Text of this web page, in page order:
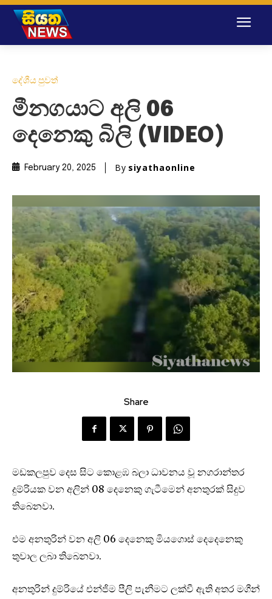
දේශීය පුවත්
මීනගයාට අලි 06
දෙනෙකු බිලි (VIDEO)
February 20, 2025 By siyathaonline
Share
මඩකලපුව දෙස සිට කොළඹ බලා ධාවනය වූ නගරාන්තර
දුම්රියක වන අලින් 08 දෙනෙකු ගැටීමෙන් අනතුරක් සිදුව
තිබෙනවා.
එම අනතුරින් වන අලි 06 දෙනෙකු මියගොස් දෙදෙනෙකු
තුවාල ලබා තිබෙනවා.
අනතුරින් දුම්රියේ එන්ජිම පීලි පැනීමට ලක්වී ඇති අතර මගීන්